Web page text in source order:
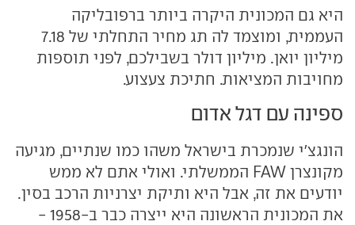
היא גם המכונית היקרה ביותר ברפובליקה
העממית, ומוצמד לה תג מחיר התחלתי של 7.18
מיליון יואן. מיליון דולר בשבילכם, לפני תוספות
מחויבות המציאות. חתיכת צעצוע.
ספינה עם דגל אדום
הונגצ'י שנמכרת בישראל משהו כמו שנתיים, מגיעה
מקונצרן FAW הממשלתי. ואולי אתם לא ממש
יודעים את זה, אבל היא ותיקת יצרניות הרכב בסין.
את המכונית הראשונה היא ייצרה כבר ב-1958 -